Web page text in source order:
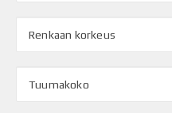
Renkaan korkeus
Tuumakoko